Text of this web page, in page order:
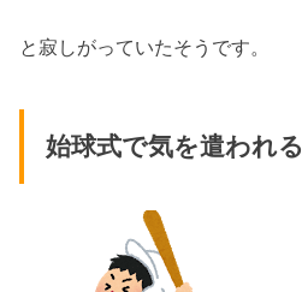
と寂しがっていたそうです。
始球式で気を遣われる